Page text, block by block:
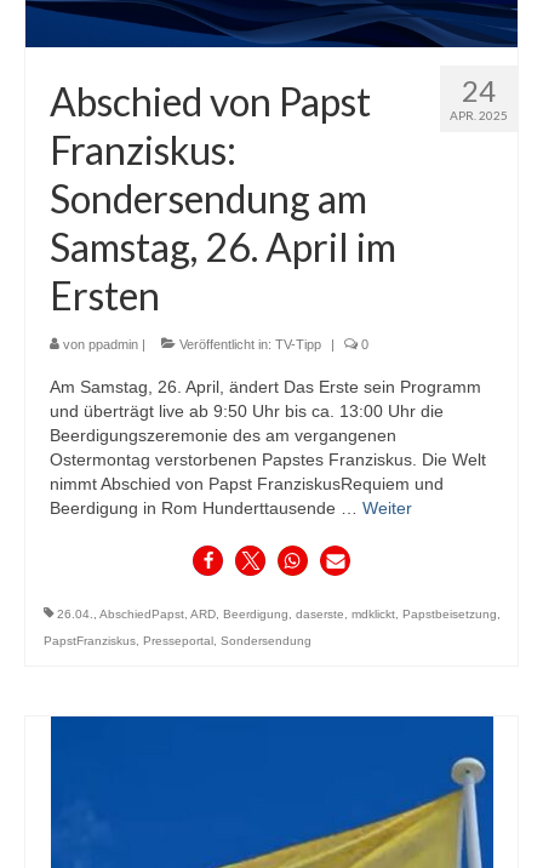
24
APR. 2025
Abschied von Papst
Franziskus:
Sondersendung am
Samstag, 26. April im
Ersten
von ppadmin | Veröffentlicht in: TV-Tipp | 0
Am Samstag, 26. April, ändert Das Erste sein Programm
und überträgt live ab 9:50 Uhr bis ca. 13:00 Uhr die
Beerdigungszeremonie des am vergangenen
Ostermontag verstorbenen Papstes Franziskus. Die Welt
nimmt Abschied von Papst FranziskusRequiem und
Beerdigung in Rom Hunderttausende … Weiter
26.04. AbschiedPapst ARD Beerdigung daserste mdklickt Papstbeisetzung
PapstFranziskus Presseportal Sondersendung